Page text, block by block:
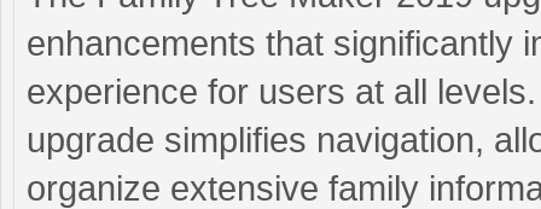
enhancements that significantly
experience for users at all
upgrade simplifies navigation,
organize extensive family